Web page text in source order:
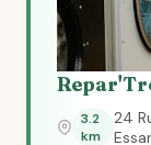
3.2
km
24